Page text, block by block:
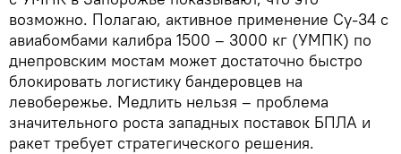
возможно. Полагаю, активное применение Су-34 с
авиабомбами калибра 1500 – 3000 кг (УМПК) по
днепровским мостам может достаточно быстро
блокировать логистику бандеровцев на
левобережье. Медлить нельзя – проблема
значительного роста западных поставок БПЛА и
ракет требует стратегического решения.